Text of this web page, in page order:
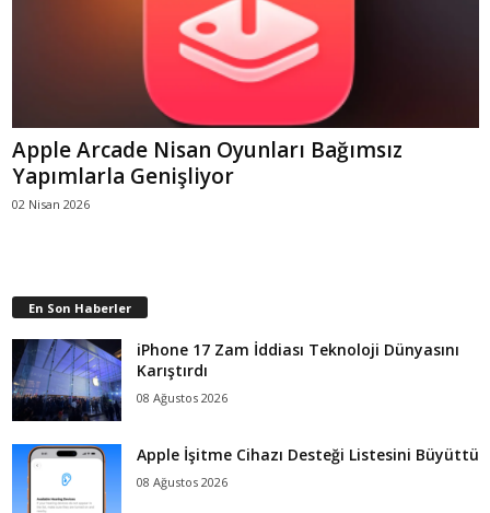
Apple Arcade Nisan Oyunları Bağımsız
Yapımlarla Genişliyor
02 Nisan 2026
En Son Haberler
iPhone 17 Zam İddiası Teknoloji Dünyasını
Karıştırdı
08 Ağustos 2026
Apple İşitme Cihazı Desteği Listesini Büyüttü
08 Ağustos 2026